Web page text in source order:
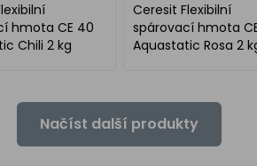
hmota CE 40
Chili 2 kg
Ceresit Flexibilní
spárovací hmota
Aquastatic Rosa 2
Načíst další produkty